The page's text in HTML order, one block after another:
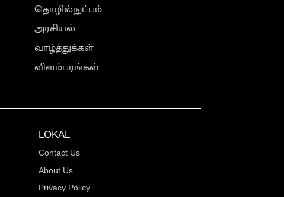
தொழில்நுட்பம்
அரசியல்
வாழ்த்துக்கள்
விளம்பரங்கள்
LOKAL
Contact Us
About Us
Privacy Policy